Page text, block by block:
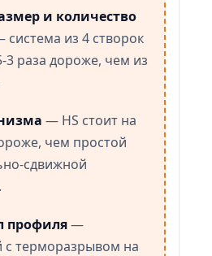
и количество
система из 4 створок
3 раза дороже, чем из
— HS стоит на
чем простой
сдвижной
профиля—
терморазрывом на